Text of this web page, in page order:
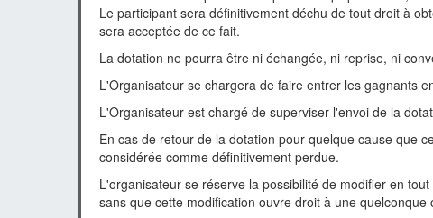
Le participant sera définitivement déchu de tout droit à
sera acceptée de ce fait.
La dotation ne pourra être ni échangée, ni reprise, ni
L'Organisateur se chargera de faire entrer les gagnants
L'Organisateur est chargé de superviser l'envoi de la
En cas de retour de la dotation pour quelque cause que
considérée comme définitivement perdue.
L'organisateur se réserve la possibilité de modifier en
sans que cette modification ouvre droit à une